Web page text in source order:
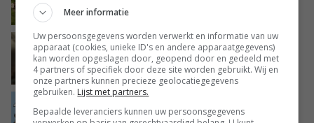
VANDAAG, 06:05
‘Samenwerking A-ware en Amalthea gaat
zorgen voor meer balans’
08-08-2026
groot: Nederland in Europese top
Meer informatie
Uw persoonsgegevens worden verwerkt en informatie van uw
apparaat (cookies, unieke ID's en andere apparaatgegevens)
kan worden opgeslagen door, geopend door en gedeeld met
4 partners of specifiek door deze site worden gebruikt. Wij en
onze partners kunnen precieze geolocatiegegevens
gebruiken. Lijst met partners.
Bepaalde leveranciers kunnen uw persoonsgegevens